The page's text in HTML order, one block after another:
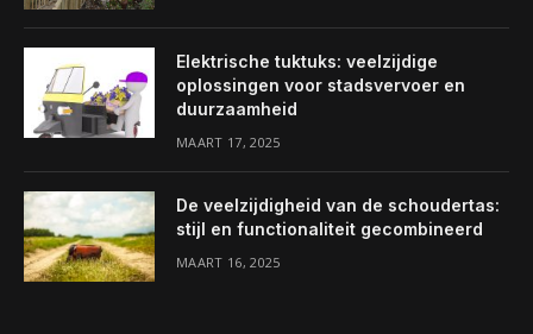
Elektrische tuktuks: veelzijdige
oplossingen voor stadsvervoer en
duurzaamheid
MAART 17, 2025
De veelzijdigheid van de schoudertas:
stijl en functionaliteit gecombineerd
MAART 16, 2025